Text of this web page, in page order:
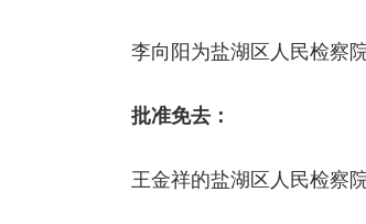
李向阳为盐湖区人民检察
批准免去：
王金祥的盐湖区人民检